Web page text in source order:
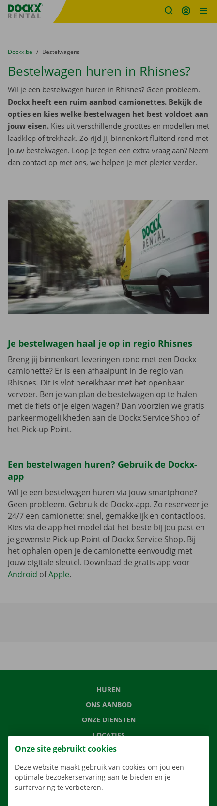
Fratello DEMO
U bevindt zich hier:
van
Dockx.be naar
Bestelwagens
Bestelwagen huren in Rhisnes?
Wil je een bestelwagen huren in Rhisnes? Geen probleem.
Dockx heeft een ruim aanbod camionettes. Bekijk de
opties en kies welke bestelwagen het best voldoet aan
jouw eisen. Kies uit verschillende groottes en modellen met
laadklep of trekhaak. Zo rijd jij binnenkort fluitend rond met
jouw bestelwagen. Loop je tegen een extra vraag aan? Neem
dan contact op met ons, we helpen je met plezier verder.
Je bestelwagen haal je op in regio Rhisnes
Breng jij binnenkort leveringen rond met een Dockx
camionette? Er is een afhaalpunt in de regio van
Rhisnes. Dit is vlot bereikbaar met het openbaar
vervoer. Ben je van plan de bestelwagen op te halen
met de fiets of je eigen wagen? Dan voorzien we gratis
parkeermogelijkheden aan de Dockx Service Shop of
het Pick-up Point.
Een bestelwagen huren? Gebruik de Dockx-
app
Wil je een bestelwagen huren via jouw smartphone?
Geen probleem. Gebruik de Dockx-app. Zo reserveer je
24/7 een camionette: snel, gemakkelijk en contactloos.
Kies via de app het model dat het beste bij jou past en
je gewenste Pick-up Point of Dockx Service Shop. Bij
het ophalen open je de camionette eenvoudig met
jouw digitale sleutel. Download de gratis app voor
Android ofApple.
HUREN
ONS AANBOD
ONZE DIENSTEN
LOCATIES
APP
VERHUISOPLOSSINGEN
Onze site gebruikt cookies
Deze website maakt gebruik van cookies om jou een
optimale bezoekerservaring aan te bieden en je
surfervaring te verbeteren.